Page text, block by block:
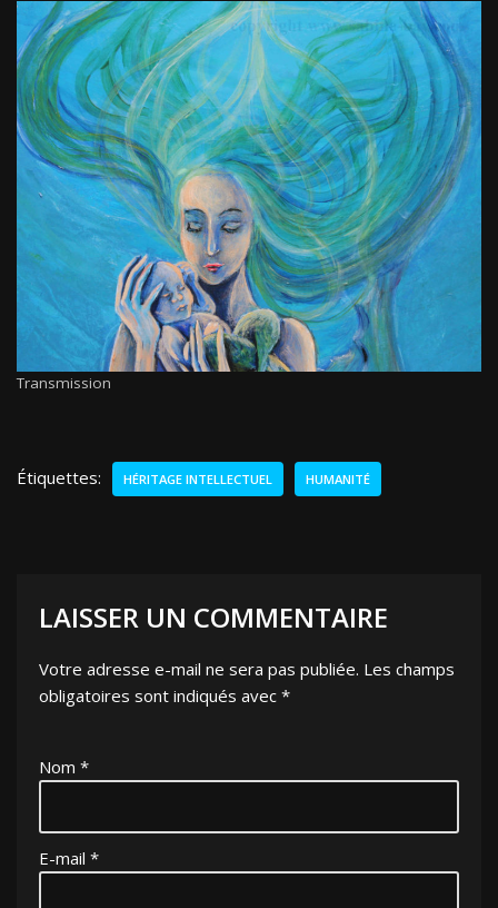
Transmission
Étiquettes: HÉRITAGE INTELLECTUEL HUMANITÉ
LAISSER UN COMMENTAIRE
Votre adresse e-mail ne sera pas publiée. Les champs
obligatoires sont indiqués avec *
Nom *
E-mail *